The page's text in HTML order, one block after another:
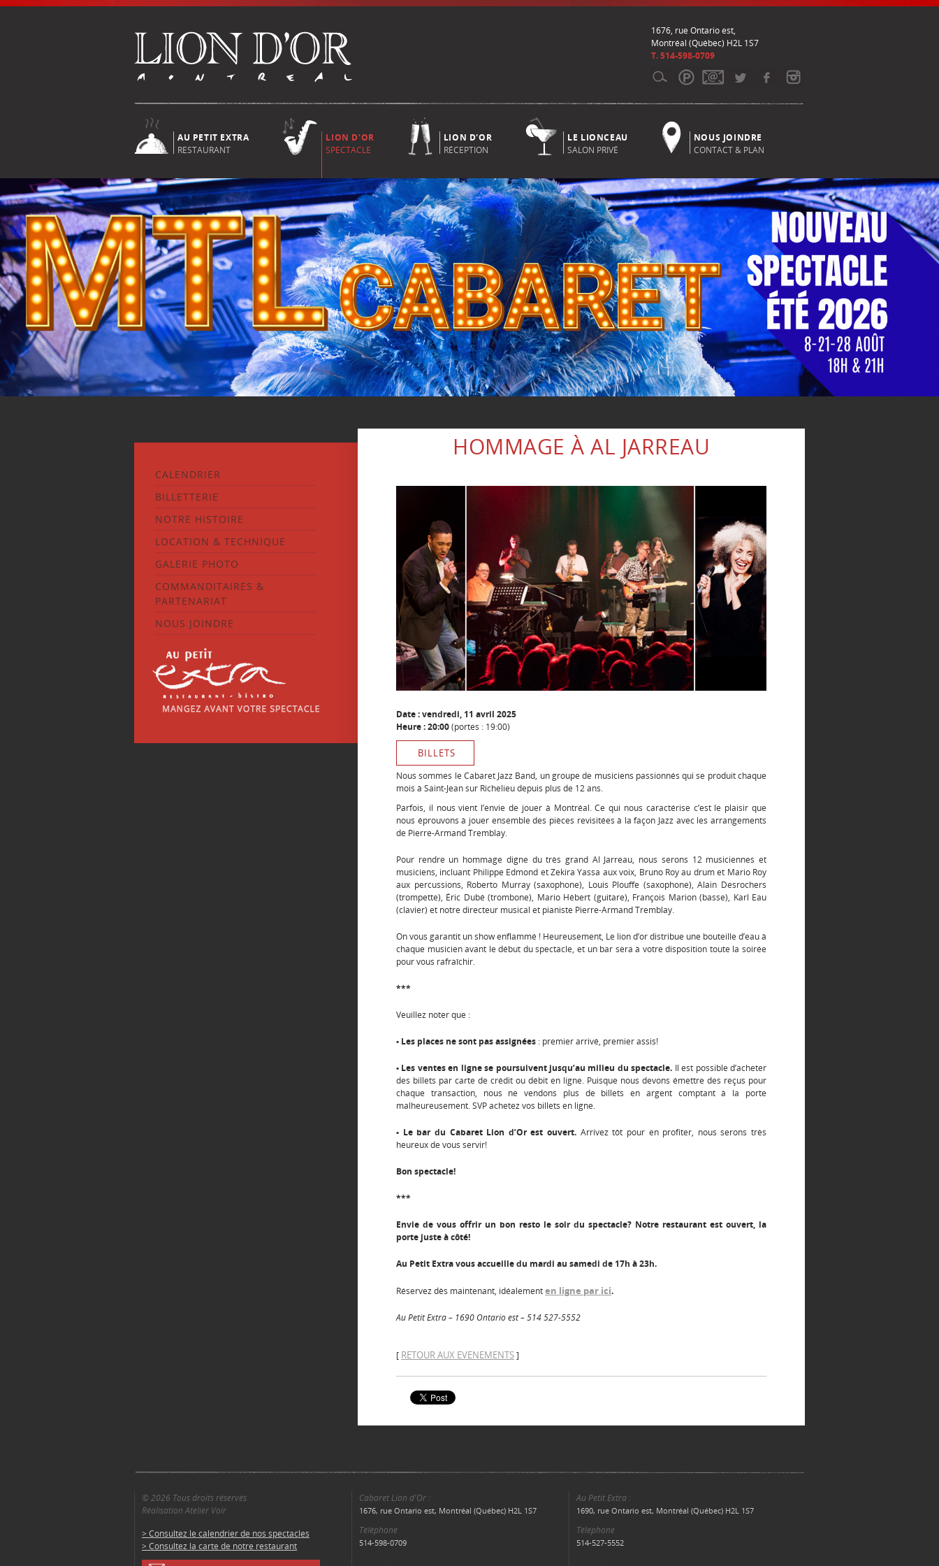
1676, rue Ontario est,
Montréal (Québec) H2L 1S7
T. 514-598-0709
AU PETIT EXTRA
RESTAURANT
LION D'OR
SPECTACLE
LION D'OR
RÉCEPTION
LE LIONCEAU
SALON PRIVÉ
NOUS JOINDRE
CONTACT & PLAN
CALENDRIER
BILLETTERIE
NOTRE HISTOIRE
LOCATION & TECHNIQUE
GALERIE PHOTO
COMMANDITAIRES &
PARTENARIAT
NOUS JOINDRE
HOMMAGE À AL JARREAU
Date : vendredi, 11 avril 2025
Heure : 20:00(portes : 19:00)
BILLETS
Nous sommes le Cabaret Jazz Band, un groupe de musiciens passionnés qui se produit chaque
mois à Saint-Jean sur Richelieu depuis plus de 12 ans.
Parfois, il nous vient l’envie de jouer à Montréal. Ce qui nous caractérise c’est le plaisir que
nous éprouvons à jouer ensemble des pièces revisitées à la façon Jazz avec les arrangements
de Pierre-Armand Tremblay.
Pour rendre un hommage digne du très grand Al Jarreau, nous serons 12 musiciennes et
musiciens, incluant Philippe Edmond et Zekira Yassa aux voix, Bruno Roy au drum et Mario Roy
aux percussions, Roberto Murray (saxophone), Louis Plouffe (saxophone), Alain Desrochers
(trompette), Éric Dubé (trombone), Mario Hébert (guitare), François Marion (basse), Karl Eau
(clavier) et notre directeur musical et pianiste Pierre-Armand Tremblay.
On vous garantit un show enflammé ! Heureusement, Le lion d’or distribue une bouteille d’eau à
chaque musicien avant le début du spectacle, et un bar sera à votre disposition toute la soirée
pour vous rafraîchir.
***
Veuillez noter que :
• Les places ne sont pas assignées : premier arrivé, premier assis!
• Les ventes en ligne se poursuivent jusqu’au milieu du spectacle. Il est possible d’acheter
des billets par carte de crédit ou débit en ligne. Puisque nous devons émettre des reçus pour
chaque transaction, nous ne vendons plus de billets en argent comptant à la porte
malheureusement. SVP achetez vos billets en ligne.
• Le bar du Cabaret Lion d’Or est ouvert. Arrivez tôt pour en profiter, nous serons très
heureux de vous servir!
Bon spectacle!
***
Envie de vous offrir un bon resto le soir du spectacle? Notre restaurant est ouvert, la
porte juste à côté!
Au Petit Extra vous accueille du mardi au samedi de 17h à 23h.
Réservez dès maintenant, idéalementen ligne par ici.
Au Petit Extra – 1690 Ontario est – 514 527-5552
[ RETOUR AUX EVENEMENTS]
© 2026 Tous droits réservés
Réalisation Atelier Voir
> Consultez le calendrier de nos spectacles
> Consultez la carte de notre restaurant
Cabaret Lion d'Or :
1676, rue Ontario est, Montréal (Québec) H2L 1S7
Téléphone
514-598-0709
Au Petit Extra :
1690, rue Ontario est, Montréal (Québec) H2L 1S7
Téléphone
514-527-5552